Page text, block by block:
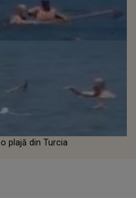
plajă din Turcia